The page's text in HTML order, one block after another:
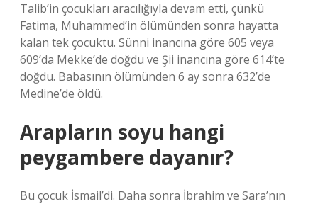
Talib’in çocukları aracılığıyla devam etti, çünkü
Fatima, Muhammed’in ölümünden sonra hayatta
kalan tek çocuktu. Sünni inancına göre 605 veya
609’da Mekke’de doğdu ve Şii inancına göre 614’te
doğdu. Babasının ölümünden 6 ay sonra 632’de
Medine’de öldü.
Arapların soyu hangi
peygambere dayanır?
Bu çocuk İsmail’di. Daha sonra İbrahim ve Sara’nın